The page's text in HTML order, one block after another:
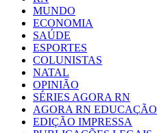
MUNDO
ECONOMIA
SAÚDE
ESPORTES
COLUNISTAS
NATAL
OPINIÃO
SÉRIES AGORA RN
AGORA RN EDUCAÇÃO
EDIÇÃO IMPRESSA